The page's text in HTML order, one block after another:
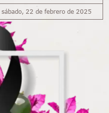
sábado, 22 de febrero de 2025